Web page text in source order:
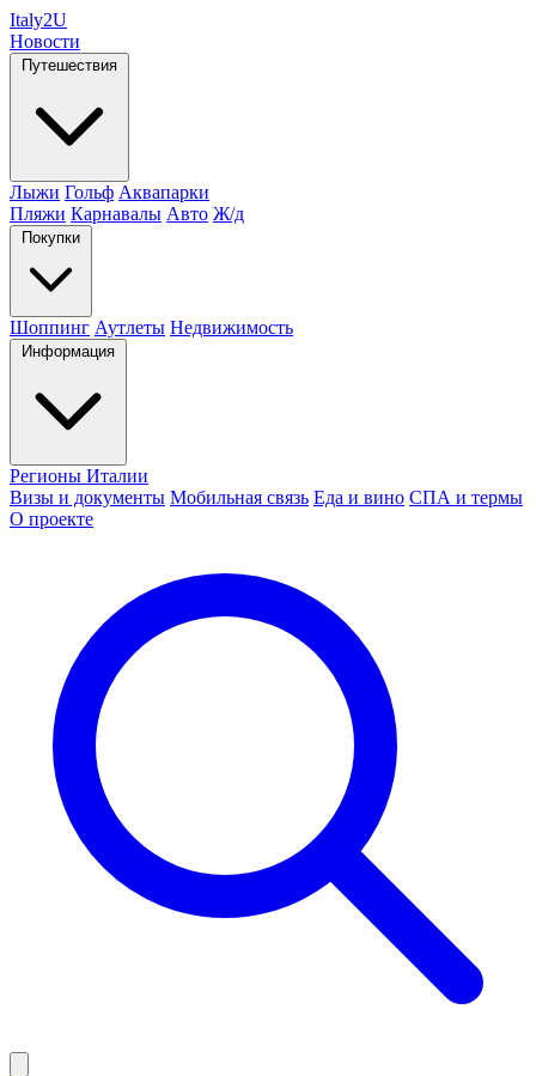
Italy2U
Новости
Путешествия
Лыжи Гольф Аквапарки
Пляжи Карнавалы Авто Ж/д
Покупки
Шоппинг Аутлеты Недвижимость
Информация
Регионы Италии
Визы и документы Мобильная связь Еда и вино СПА и термы
О проекте